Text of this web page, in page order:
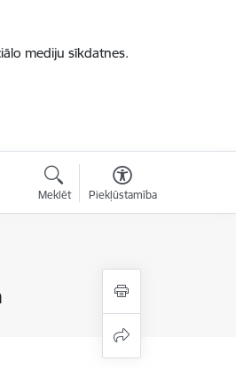
mediju sīkdatnes.
Meklēt Piekļūstamība